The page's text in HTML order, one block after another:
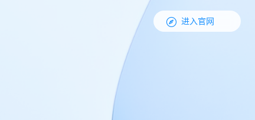
 进入官网